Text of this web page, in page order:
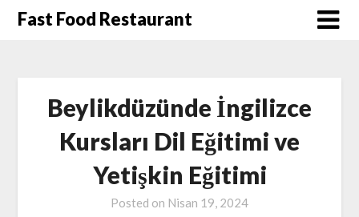
SkipFast Food Restaurant
Beylikdüzünde İngilizce
Kursları Dil Eğitimi ve
Yetişkin Eğitimi
Posted on Nisan 19, 2024